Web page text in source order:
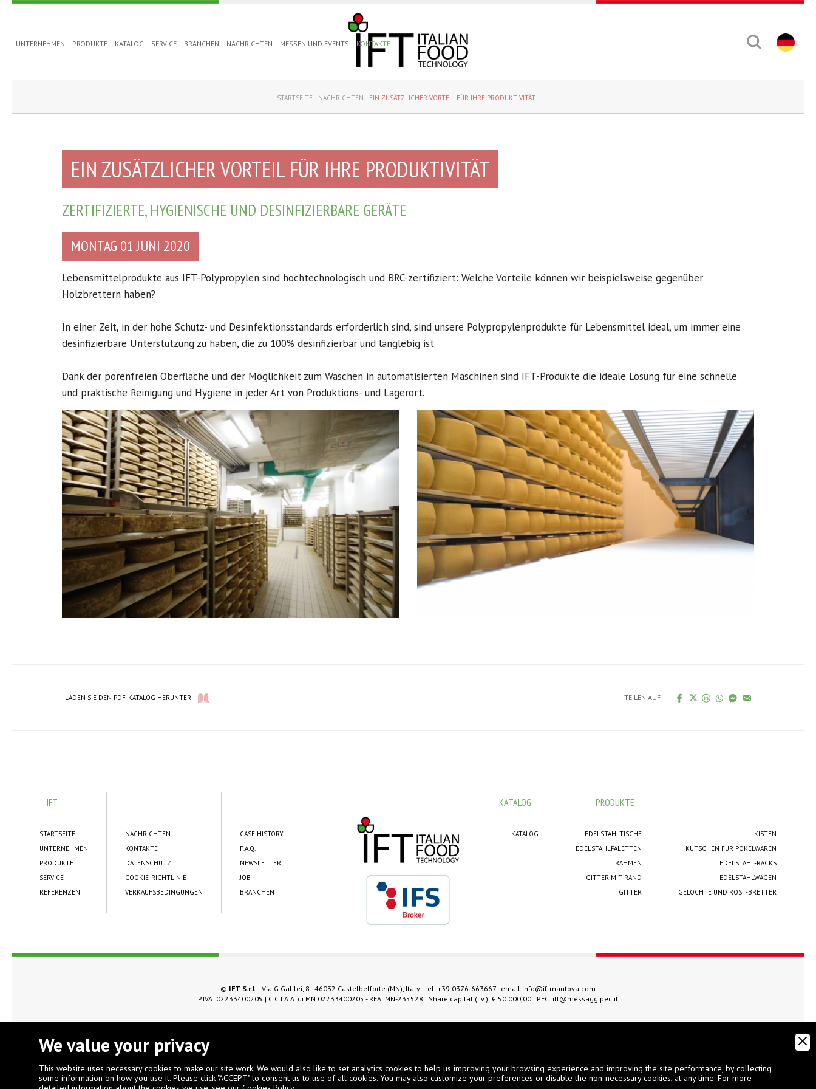
UNTERNEHMEN PRODUKTE KATALOG SERVICE BRANCHEN NACHRICHTEN MESSEN UND EVENTS KONTAKTE
STARTSEITE NACHRICHTEN EIN ZUSÄTZLICHER VORTEIL FÜR IHRE PRODUKTIVITÄT
EIN ZUSÄTZLICHER VORTEIL FÜR IHRE PRODUKTIVITÄT
ZERTIFIZIERTE, HYGIENISCHE UND DESINFIZIERBARE GERÄTE
MONTAG 01 JUNI 2020
Lebensmittelprodukte aus IFT-Polypropylen sind hochtechnologisch und BRC-zertifiziert: Welche Vorteile können wir beispielsweise gegenüber
Holzbrettern haben?
In einer Zeit, in der hohe Schutz- und Desinfektionsstandards erforderlich sind, sind unsere Polypropylenprodukte für Lebensmittel ideal, um immer eine
desinfizierbare Unterstützung zu haben, die zu 100% desinfizierbar und langlebig ist.
Dank der porenfreien Oberfläche und der Möglichkeit zum Waschen in automatisierten Maschinen sind IFT-Produkte die ideale Lösung für eine schnelle
und praktische Reinigung und Hygiene in jeder Art von Produktions- und Lagerort.
LADEN SIE DEN PDF-KATALOG HERUNTER TEILEN AUF
IFT
STARTSEITE
UNTERNEHMEN
PRODUKTE
SERVICE
REFERENZEN
NACHRICHTEN
KONTAKTE
DATENSCHUTZ
COOKIE-RICHTLINIE
VERKAUFSBEDINGUNGEN
CASE HISTORY
F.A.Q.
NEWSLETTER
JOB
BRANCHEN
KISTEN
KUTSCHEN FÜR PÖKELWAREN
EDELSTAHL-RACKS
EDELSTAHLWAGEN
GELOCHTE UND ROST-BRETTER
PRODUKTE
EDELSTAHLTISCHE
EDELSTAHLPALETTEN
RAHMEN
GITTER MIT RAND
GITTER
KATALOG
KATALOG
© IFT S.r.l.- Via G.Galilei, 8 - 46032 Castelbelforte (MN), Italy - tel. +39 0376-663667- email info@iftmantova.com
P.IVA: 02233400205 | C.C.I.A.A. di MN 02233400205 - REA: MN-235528 | Share capital (i.v.): € 50.000,00 | PEC: ift@messaggipec.it
Digital Marketing
We value your privacy
This website uses necessary cookies to make our site work. We would also like to set analytics cookies to help us improving your browsing experience and improving the site performance, by collecting
some information on how you use it. Please click "ACCEPT" to consent us to use of all cookies. You may also customize your preferences or disable the non-necessary cookies, at any time. For more